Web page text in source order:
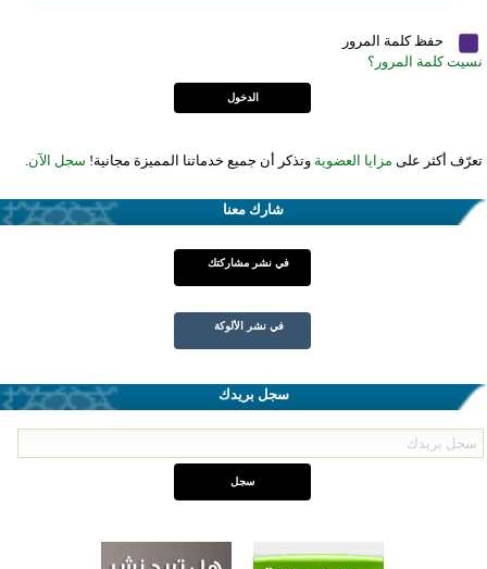
حفظ كلمة المرور
نسيت كلمة المرور؟
تعرّف أكثر على مزايا العضوية وتذكر أن جميع خدماتنا المميزة مجانية! سجل الآن
شارك معنا
في نشر مشاركتك
في نشر الألوكة
سجل بريدك